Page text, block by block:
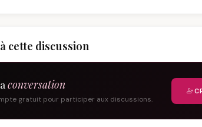
cette discussion
conversation
gratuit pour participer aux discussions.